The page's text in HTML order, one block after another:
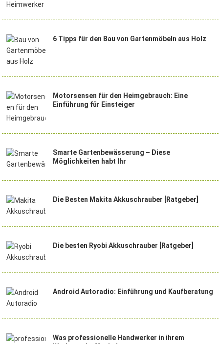
6 Tipps für den Bau von Gartenmöbeln aus Holz
Motorsensen für den Heimgebrauch: Eine
Einführung für Einsteiger
Smarte Gartenbewässerung – Diese
Möglichkeiten habt Ihr
Die Besten Makita Akkuschrauber [Ratgeber]
Die besten Ryobi Akkuschrauber [Ratgeber]
Android Autoradio: Einführung und Kaufberatung
Was professionelle Handwerker in ihrem